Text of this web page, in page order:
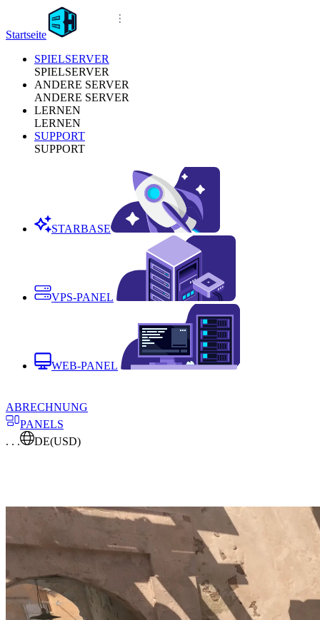
Startseite
SPIELSERVER
SPIELSERVER
ANDERE SERVER
ANDERE SERVER
LERNEN
LERNEN
SUPPORT
SUPPORT
STARBASE
VPS-PANEL
WEB-PANEL
ABRECHNUNG
PANELS
. . .
DE(USD)